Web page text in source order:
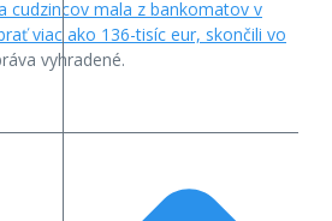
cudzincov mala z bankomatov v
viac ako 136-tisíc eur, skončili vo
vyhradené.